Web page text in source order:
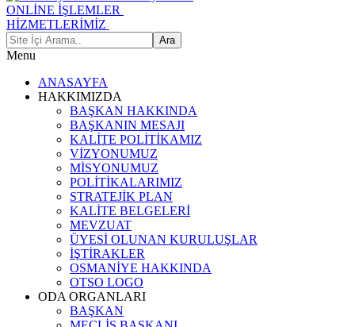
ONLİNE İŞLEMLER
HİZMETLERİMİZ
Menu
ANASAYFA
HAKKIMIZDA
BAŞKAN HAKKINDA
BAŞKANIN MESAJI
KALİTE POLİTİKAMIZ
VİZYONUMUZ
MİSYONUMUZ
POLİTİKALARIMIZ
STRATEJİK PLAN
KALİTE BELGELERİ
MEVZUAT
ÜYESİ OLUNAN KURULUŞLAR
İŞTİRAKLER
OSMANİYE HAKKINDA
OTSO LOGO
ODA ORGANLARI
BAŞKAN